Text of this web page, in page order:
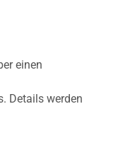
einen
Details werden